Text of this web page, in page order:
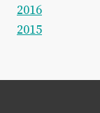
2016
2015